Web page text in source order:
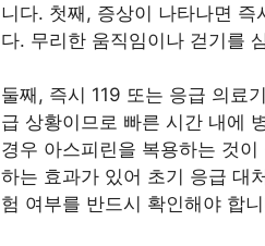
니다. 첫째, 증상이 나타나면
다. 무리한 움직임이나 걷기를
둘째, 즉시 119 또는 응급 의료
급 상황이므로 빠른 시간 내에
경우 아스피린을 복용하는 것
하는 효과가 있어 초기 응급 대
험 여부를 반드시 확인해야 합